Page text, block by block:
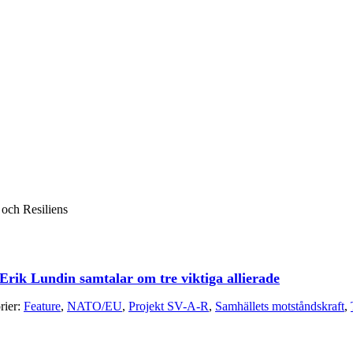
Resiliens
Lundin samtalar om tre viktiga allierade
Feature, NATO/EU, Projekt SV-A-R, Samhällets motståndskraft,